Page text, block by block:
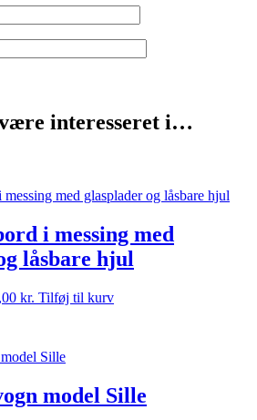
interesseret i…
i messing med
låsbare hjul
kr..
kr. Den
2.399,00 kr..
Tilføj til kurv
model Sille